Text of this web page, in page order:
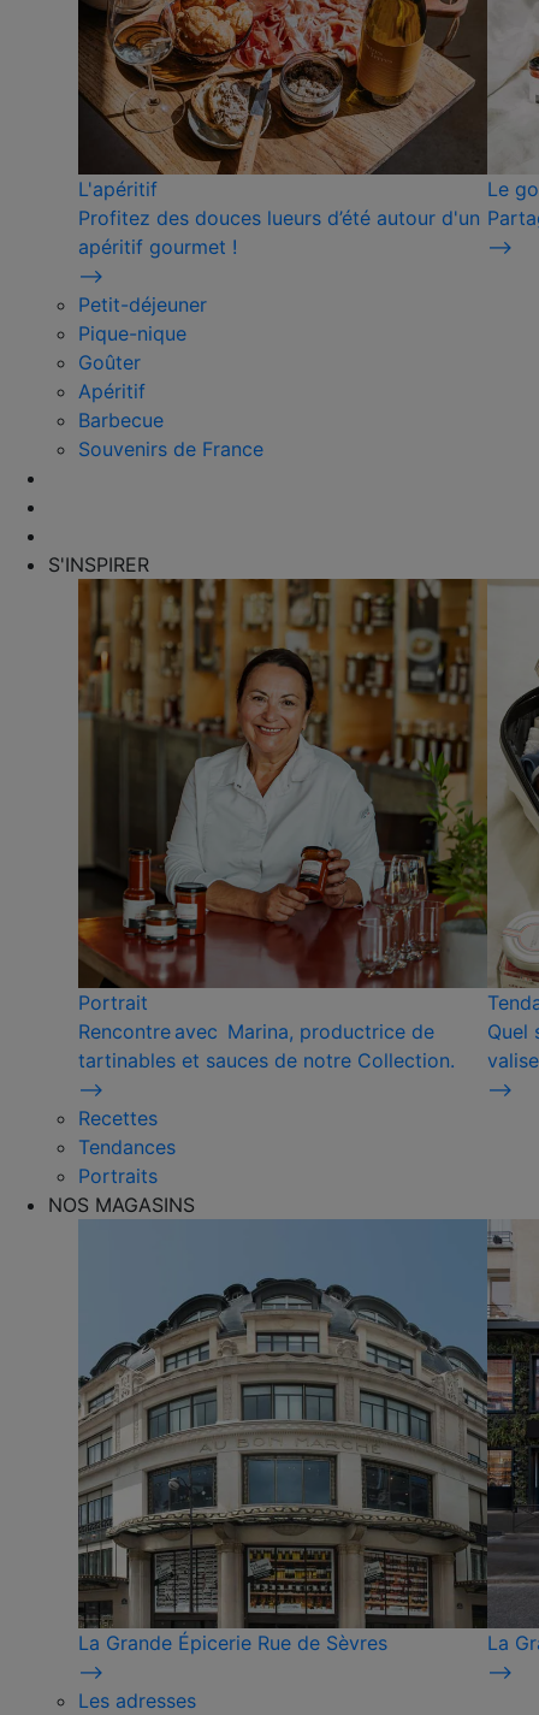
L'apéritif
Profitez des douces lueurs d’été autour d'un
apéritif gourmet !
⟶
Le
⟶
Petit-déjeuner
Pique-nique
Goûter
Apéritif
Barbecue
Souvenirs de France
S'INSPIRER
Portrait
Rencontre avec Marina, productrice de
tartinables et sauces de notre Collection.
⟶
Quel
⟶
Recettes
Tendances
Portraits
NOS MAGASINS
La Grande Épicerie Rue de Sèvres
⟶
La
⟶
Les adresses